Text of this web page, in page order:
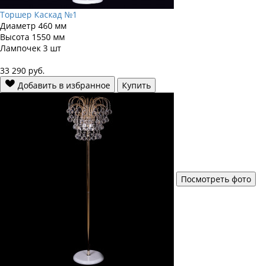
Торшер Каскад №1
Диаметр 460 мм
Высота 1550 мм
Лампочек 3 шт
33 290 руб.
Добавить в избранное
Купить
Посмотреть фото